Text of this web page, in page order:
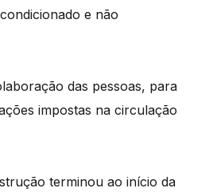
e não
das pessoas, para
impostas na circulação
terminou ao início da